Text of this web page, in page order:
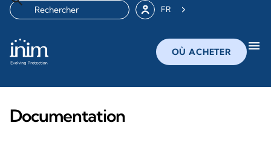
FR
OÙ ACHETER menu
Documentation